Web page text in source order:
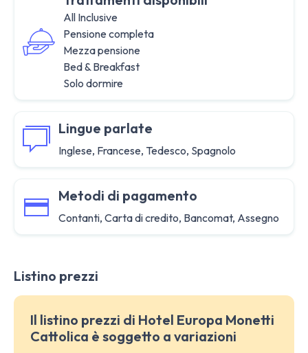
All Inclusive
Pensione completa
Mezza pensione
Bed & Breakfast
Solo dormire
Lingue parlate
Inglese, Francese, Tedesco, Spagnolo
Metodi di pagamento
Contanti, Carta di credito, Bancomat, Assegno
Listino prezzi
Il listino prezzi di Hotel Europa Monetti
Cattolica è soggetto a variazioni